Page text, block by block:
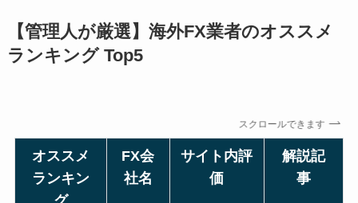
【管理人が厳選】海外FX業者のオススメ
ランキング Top5
スクロールできます
オススメ
ランキン
FX会
社名
サイト内評
価
解説記
事